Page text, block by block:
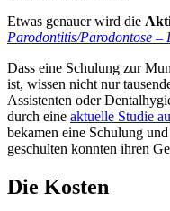
Etwas genauer wird die
Parodontitis/Parodontose
Dass eine Schulung zur
ist, wissen nicht nur
Assistenten oder
durch eine aktuelle Studie
bekamen eine Schulung
geschulten konnten ihren
Die Kosten